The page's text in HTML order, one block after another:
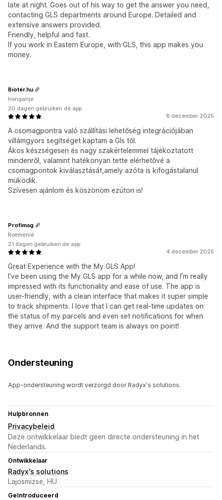
late at night. Goes out of his way to get the answer you need,
contacting GLS departments around Europe. Detailed and
extensive answers provided.
Friendly, helpful and fast.
If you work in Eastern Europe, with GLS, this app makes you
money.
8 december 2025
A csomagpontra való szállítási lehetőség integrációjában
villámgyors segítséget kaptam a Gls től.
Ákos készségesen és nagy szakértelemmel tájékoztatott
mindenről, valamint hatékonyan tette elérhetővé a
csomagpontok kiválasztását,amely azóta is kifogástalanul
müködik.
Szívesen ajánlom és köszönöm ezúton is!
Biotér.hu
Hongarije
20 dagen gebruiken de app
4 december 2025
Great Experience with the My GLS App!
I've been using the My GLS app for a while now, and I’m really
impressed with its functionality and ease of use. The app is
user-friendly, with a clean interface that makes it super simple
to track shipments. I love that I can get real-time updates on
the status of my parcels and even set notifications for when
they arrive. And the support team is always on point!
Profimag
Roemenië
21 dagen gebruiken de app
Ondersteuning
App-ondersteuning wordt verzorgd door Radyx's solutions.
Hulpbronnen
Privacybeleid
Deze ontwikkelaar biedt geen directe ondersteuning in het
Nederlands.
Ontwikkelaar
Radyx's solutions
Lajosmizse, HU
Geïntroduceerd